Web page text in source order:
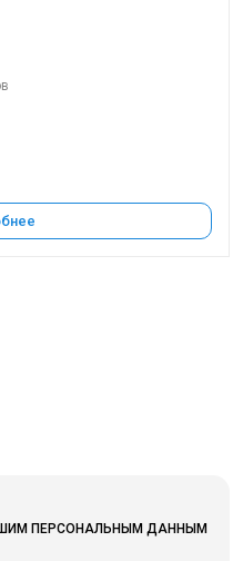
ПЕРСОНАЛЬНЫМ ДАННЫМ